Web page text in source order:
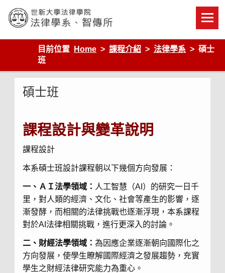
content
世新大學法律學院-法律學系-智慧財產暨科技法律研究所
目前位置
Home 課程介紹 法律學系
碩士
班
碩士班
課程設計與變革說明
課程設計
本系碩士班設計課程朝以下幾個方向發展：
一、ＡＩ法學領域： 人工智慧（AI）的研究一日千
里，對人類的經濟、文化、社會等產生的影響，逐
漸發酵，而相關的法律挑戰也逐漸浮現，本系課程
對於AI法律相關挑戰，進行更深入的討論。
二、財經法學領域： 為因應企業逐漸朝向國際化之
方向發展，使學生瞭解國際經濟之發展趨勢，充實
學生之財經法律研究能力為重心。